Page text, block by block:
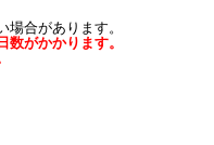
合があります。
数がかかります。